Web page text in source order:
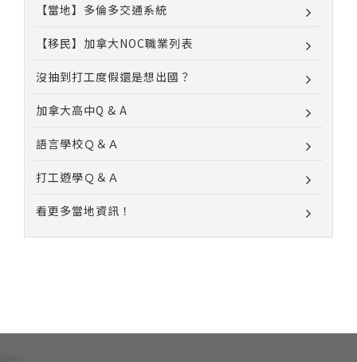
【當地】多倫多交通系統
【移民】加拿大NOC職業列表
沒抽到打工度假還是想出國？
加拿大高中Q & A
語言學校Ｑ＆Ａ
打工遊學Ｑ＆Ａ
看更多當地資訊！